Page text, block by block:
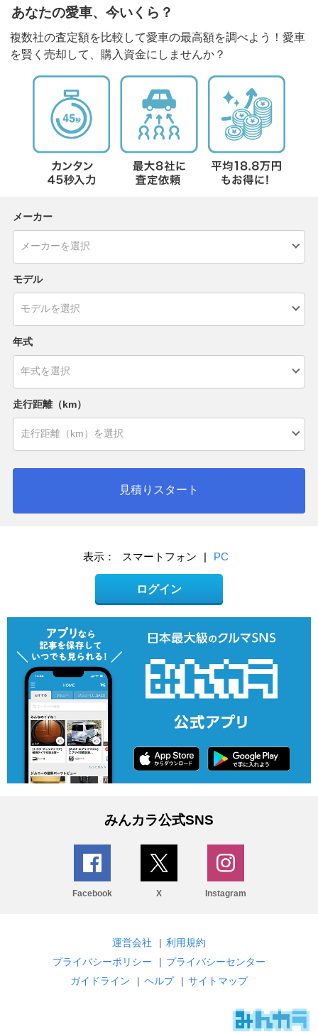
あなたの愛車、今いくら？
複数社の査定額を比較して愛車の最高額を調べよう！愛車
を賢く売却して、購入資金にしませんか？
メーカー
モデル
年式
走行距離（km）
見積りスタート
表示： スマートフォン | PC
ログイン
みんカラ公式SNS
Facebook X Instagram
運営会社 | 利用規約
プライバシーポリシー
| プライバシーセンター
ガイドライン
| ヘルプ | サイトマップ